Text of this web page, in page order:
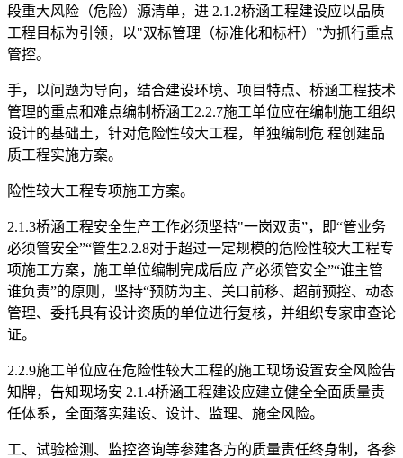
段重大风险（危险）源清单，进 2.1.2桥涵工程建设应以品质
工程目标为引领，以"双标管理（标准化和标杆）”为抓行重点
管控。
手，以问题为导向，结合建设环境、项目特点、桥涵工程技术
管理的重点和难点编制桥涵工2.2.7施工单位应在编制施工组织
设计的基础土，针对危险性较大工程，单独编制危 程创建品
质工程实施方案。
险性较大工程专项施工方案。
2.1.3桥涵工程安全生产工作必须坚持"一岗双责”，即“管业务
必须管安全”“管生2.2.8对于超过一定规模的危险性较大工程专
项施工方案，施工单位编制完成后应 产必须管安全”“谁主管
谁负责”的原则，坚持“预防为主、关口前移、超前预控、动态
管理、委托具有设计资质的单位进行复核，并组织专家审查论
证。
2.2.9施工单位应在危险性较大工程的施工现场设置安全风险告
知牌，告知现场安 2.1.4桥涵工程建设应建立健全全面质量责
任体系，全面落实建设、设计、监理、施全风险。
工、试验检测、监控咨询等参建各方的质量责任终身制，各参